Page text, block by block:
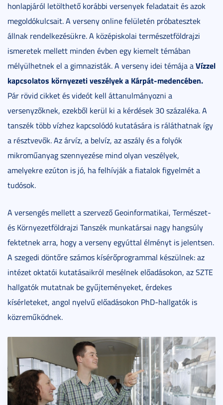
honlapjáról letölthető korábbi versenyek feladatait és azok
megoldókulcsait. A verseny online felületén próbatesztek
állnak rendelkezésükre. A középiskolai természetföldrajzi
ismeretek mellett minden évben egy kiemelt témában
mélyülhetnek el a gimnazisták. A verseny idei témája aVízzel
kapcsolatos környezeti veszélyek a Kárpát-medencében.
Pár rövid cikket és videót kell áttanulmányozni a
versenyzőknek, ezekből kerül ki a kérdések 30 százaléka. A
tanszék több vízhez kapcsolódó kutatására is ráláthatnak így
a résztvevők. Az árvíz, a belvíz, az aszály és a folyók
mikroműanyag szennyezése mind olyan veszélyek,
amelyekre ezúton is jó, ha felhívják a fiatalok figyelmét a
tudósok.
A versengés mellett a szervező Geoinformatikai, Természet-
és Környezetföldrajzi Tanszék munkatársai nagy hangsúly
fektetnek arra, hogy a verseny egyúttal élményt is jelentsen.
A szegedi döntőre számos kísérőprogrammal készülnek: az
intézet oktatói kutatásaikról mesélnek előadásokon, az SZTE
hallgatók mutatnak be gyűjteményeket, érdekes
kísérleteket, angol nyelvű előadásokon PhD-hallgatók is
közreműködnek.